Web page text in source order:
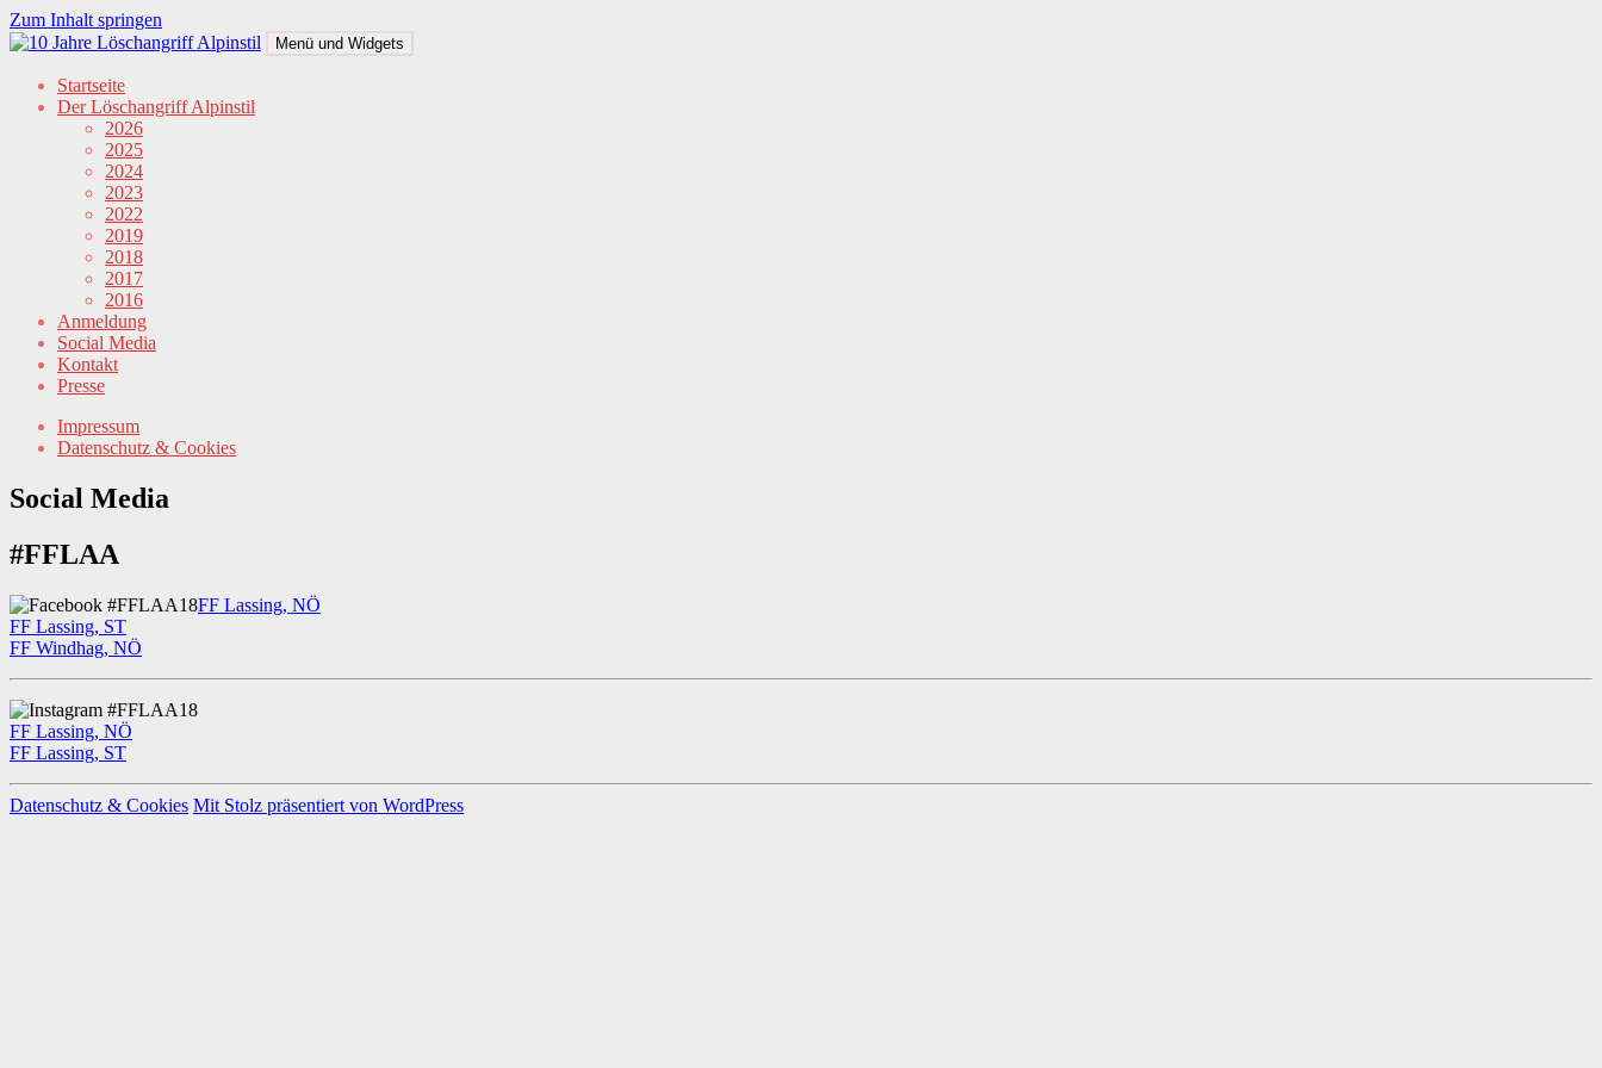
Zum Inhalt springen
Löschangriff Alpinstil
Der steilste Löschangriff der Alpen
Menü und Widgets
Startseite
Der Löschangriff Alpinstil
2026
2025
2024
2023
2022
2019
2018
2017
2016
Anmeldung
Social Media
Kontakt
Presse
Impressum
Datenschutz & Cookies
Social Media
#FFLAA
FF Lassing, NÖ
FF Lassing, ST
FF Windhag, NÖ
FF Lassing, NÖ
FF Lassing, ST
Datenschutz & Cookies Mit Stolz präsentiert von WordPress